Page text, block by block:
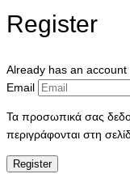
Register
Already has an account
Email
Τα προσωπικά σας
περιγράφονται στη